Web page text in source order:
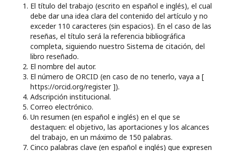
El título del trabajo (escrito en español e inglés), el cual
debe dar una idea clara del contenido del artículo y no
exceder 110 caracteres (sin espacios). En el caso de las
reseñas, el título será la referencia bibliográfica
completa, siguiendo nuestro Sistema de citación, del
libro reseñado.
El nombre del autor.
El número de ORCID (en caso de no tenerlo, vaya a [
https://orcid.org/register ]).
Adscripción institucional.
Correo electrónico.
Un resumen (en español e inglés) en el que se
destaquen: el objetivo, las aportaciones y los alcances
del trabajo, en un máximo de 150 palabras.
Cinco palabras clave (en español e inglés) que expresen